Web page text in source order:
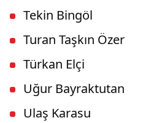
Tekin Bingöl
Turan Taşkın Özer
Türkan Elçi
Uğur Bayraktutan
Ulaş Karasu